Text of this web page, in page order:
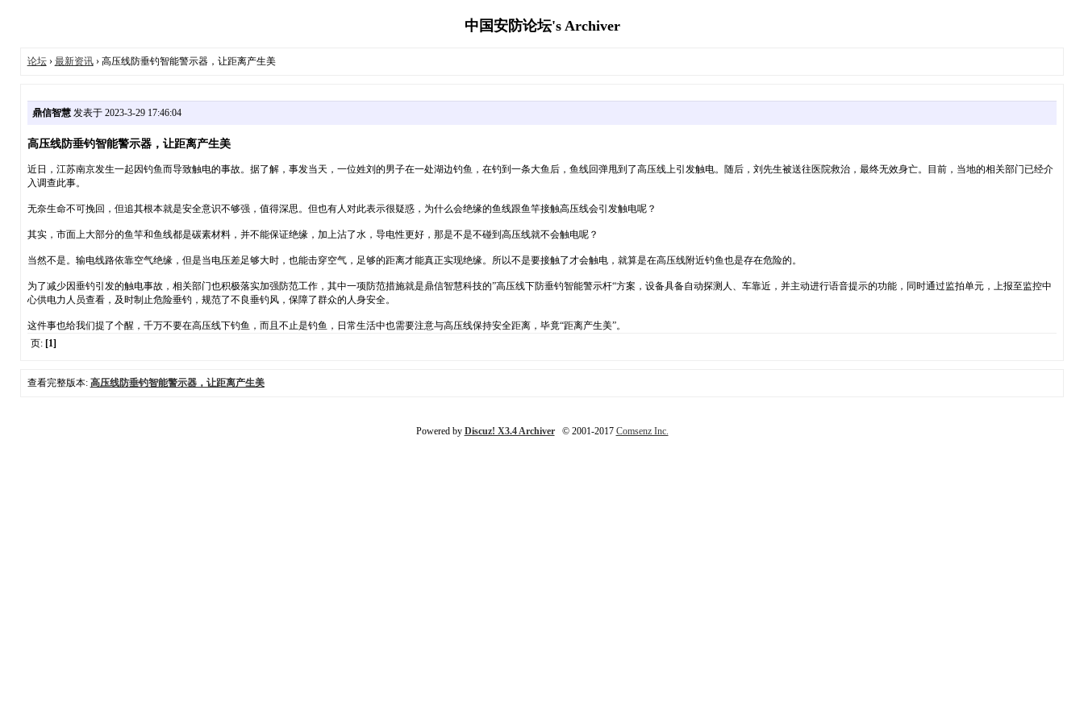
中国安防论坛's Archiver
论坛› 最新资讯› 高压线防垂钓智能警示器，让距离产生美
鼎信智慧发表于 2023-3-29 17:46:04
高压线防垂钓智能警示器，让距离产生美
近日，江苏南京发生一起因钓鱼而导致触电的事故。据了解，事发当天，一位姓刘的男子在一处湖边钓鱼，在钓到一条大鱼后，鱼线回弹甩到了高压线上引发触电。随后，刘先生被送往医院救治，最终无效身亡。目前，当地的相关部门已经介
入调查此事。
无奈生命不可挽回，但追其根本就是安全意识不够强，值得深思。但也有人对此表示很疑惑，为什么会绝缘的鱼线跟鱼竿接触高压线会引发触电呢？
其实，市面上大部分的鱼竿和鱼线都是碳素材料，并不能保证绝缘，加上沾了水，导电性更好，那是不是不碰到高压线就不会触电呢？
当然不是。输电线路依靠空气绝缘，但是当电压差足够大时，也能击穿空气，足够的距离才能真正实现绝缘。所以不是要接触了才会触电，就算是在高压线附近钓鱼也是存在危险的。
为了减少因垂钓引发的触电事故，相关部门也积极落实加强防范工作，其中一项防范措施就是鼎信智慧科技的”高压线下防垂钓智能警示杆“方案，设备具备自动探测人、车靠近，并主动进行语音提示的功能，同时通过监拍单元，上报至监控中
心供电力人员查看，及时制止危险垂钓，规范了不良垂钓风，保障了群众的人身安全。
这件事也给我们提了个醒，千万不要在高压线下钓鱼，而且不止是钓鱼，日常生活中也需要注意与高压线保持安全距离，毕竟“距离产生美”。
页: [1]
查看完整版本: 高压线防垂钓智能警示器，让距离产生美
Powered by Discuz! X3.4 Archiver© 2001-2017 Comsenz Inc.